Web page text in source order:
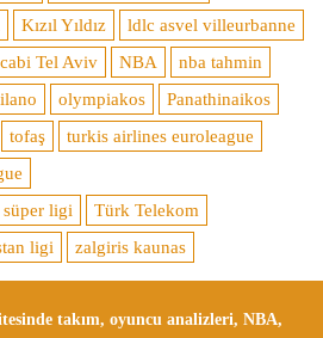
Kızıl Yıldız
ldlc asvel villeurbanne
Tel Aviv NBA
nba tahmin
olympiakos
Panathinaikos
tofaş
turkis airlines euroleague
ligi
Türk Telekom
ligi zalgiris kaunas
takım, oyuncu analizleri, NBA,